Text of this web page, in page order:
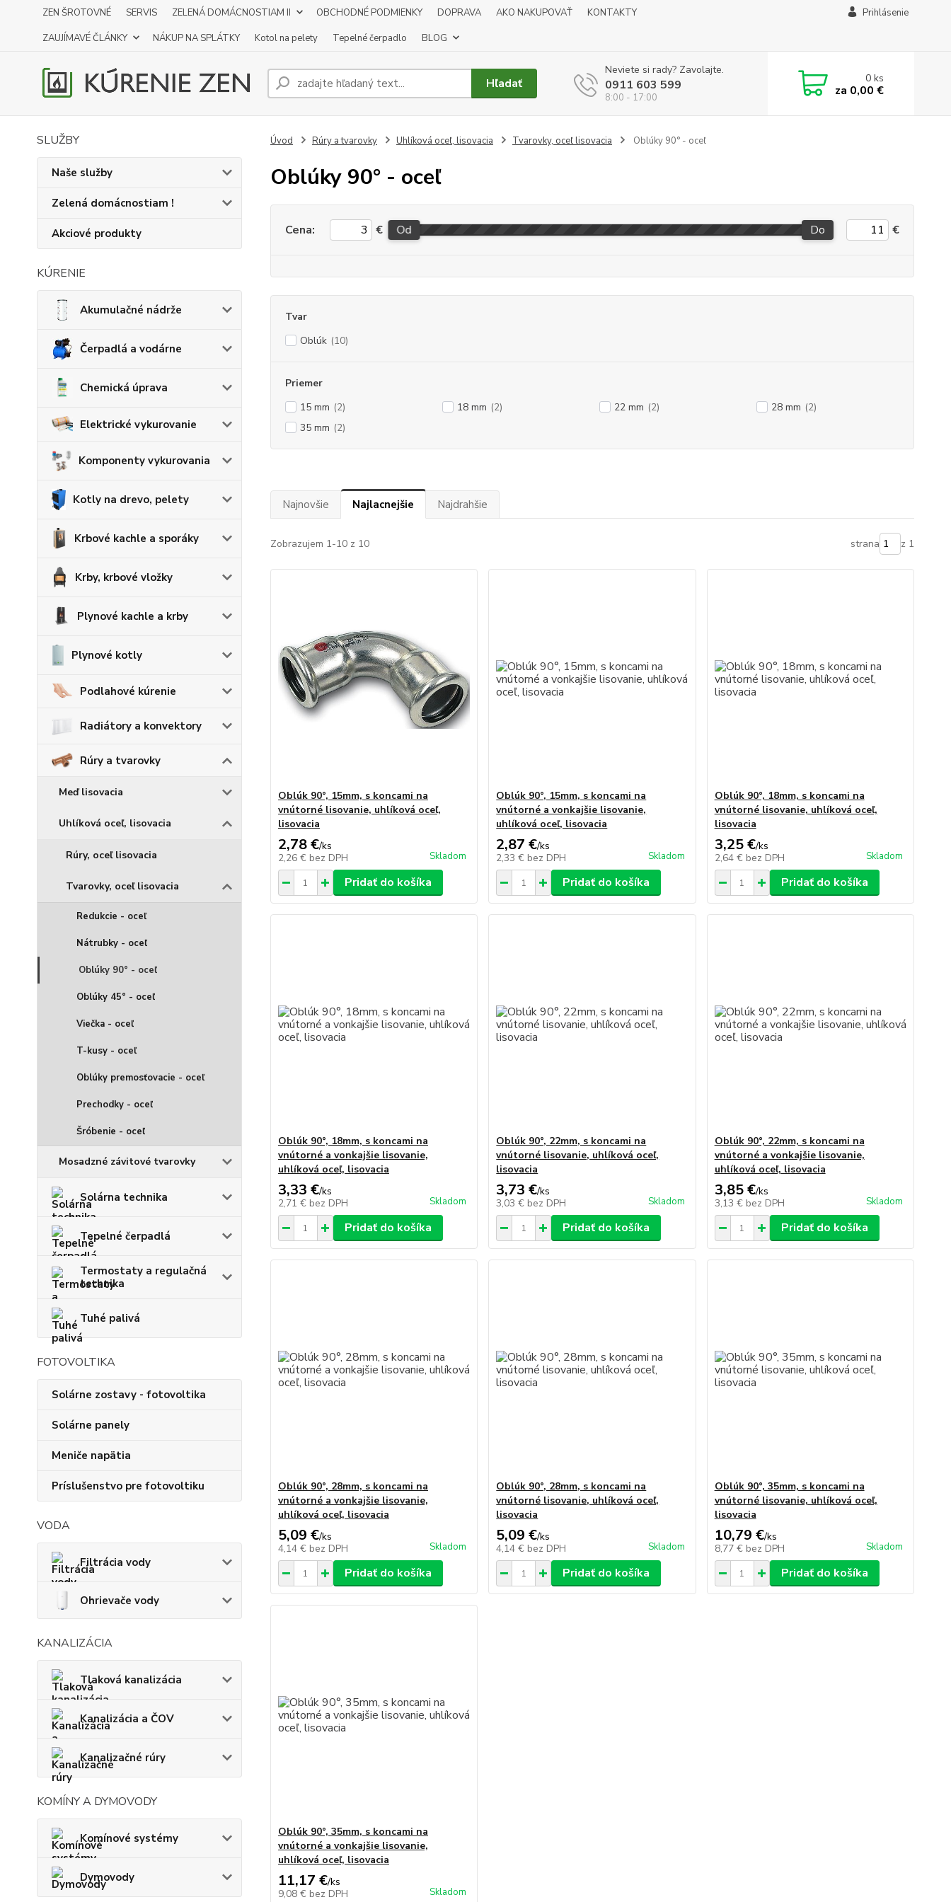
ZEN ŠROTOVNÉ SERVIS ZELENÁ DOMÁCNOSTIAM II OBCHODNÉ PODMIENKY DOPRAVA AKO NAKUPOVAŤ
KONTAKTY
ZAUJÍMAVÉ ČLÁNKY
NÁKUP NA SPLÁTKY Kotol na pelety Tepelné čerpadlo BLOG
Prihlásenie
Hľadať
Neviete si rady? Zavolajte.
0911 603 599
8:00 - 17:00
0ks
za 0,00 €
SLUŽBY
Naše služby
Zelená domácnostiam !
Akciové produkty
KÚRENIE
Akumulačné nádrže
Čerpadlá a vodárne
Chemická úprava
Elektrické vykurovanie
Komponenty vykurovania
Kotly na drevo, pelety
Krbové kachle a sporáky
Krby, krbové vložky
Plynové kachle a krby
Plynové kotly
Podlahové kúrenie
Radiátory a konvektory
Rúry a tvarovky
Meď lisovacia
Uhlíková oceľ, lisovacia
Rúry, oceľ lisovacia
Tvarovky, oceľ lisovacia
Redukcie - oceľ
Nátrubky - oceľ
Oblúky 90° - oceľ
Oblúky 45° - oceľ
Viečka - oceľ
T-kusy - oceľ
Oblúky premosťovacie - oceľ
Prechodky - oceľ
Šróbenie - oceľ
Mosadzné závitové tvarovky
Solárna technika
Tepelné čerpadlá
Termostaty a regulačná
technika
Tuhé palivá
FOTOVOLTIKA
Solárne zostavy - fotovoltika
Solárne panely
Meniče napätia
Príslušenstvo pre fotovoltiku
VODA
Filtrácia vody
Ohrievače vody
KANALIZÁCIA
Tlaková kanalizácia
Kanalizácia a ČOV
Kanalizačné rúry
KOMÍNY A DYMOVODY
Komínové systémy
Dymovody
Úvod Rúry a tvarovky Uhlíková oceľ, lisovacia Tvarovky, oceľ lisovacia Oblúky 90° - oceľ
Oblúky 90° - oceľ
Cena: € Od Do €
Tvar
Oblúk (10)
Priemer
15 mm (2) 18 mm (2) 22 mm (2) 28 mm (2)
35 mm (2)
Najnovšie Najlacnejšie Najdrahšie
Zobrazujem 1-10 z 10 strana z 1
Oblúk 90°, 15mm, s koncami na
vnútorné lisovanie, uhlíková oceľ,
lisovacia
2,78 €/ks
2,26 € bez DPH Skladom
Pridať do košíka
Oblúk 90°, 15mm, s koncami na
vnútorné a vonkajšie lisovanie,
uhlíková oceľ, lisovacia
2,87 €/ks
2,33 € bez DPH Skladom
Pridať do košíka
Oblúk 90°, 18mm, s koncami na
vnútorné lisovanie, uhlíková oceľ,
lisovacia
3,25 €/ks
2,64 € bez DPH Skladom
Pridať do košíka
Oblúk 90°, 18mm, s koncami na
vnútorné a vonkajšie lisovanie,
uhlíková oceľ, lisovacia
3,33 €/ks
2,71 € bez DPH Skladom
Pridať do košíka
Oblúk 90°, 22mm, s koncami na
vnútorné lisovanie, uhlíková oceľ,
lisovacia
3,73 €/ks
3,03 € bez DPH Skladom
Pridať do košíka
Oblúk 90°, 22mm, s koncami na
vnútorné a vonkajšie lisovanie,
uhlíková oceľ, lisovacia
3,85 €/ks
3,13 € bez DPH Skladom
Pridať do košíka
Oblúk 90°, 28mm, s koncami na
vnútorné a vonkajšie lisovanie,
uhlíková oceľ, lisovacia
5,09 €/ks
4,14 € bez DPH Skladom
Pridať do košíka
Oblúk 90°, 28mm, s koncami na
vnútorné lisovanie, uhlíková oceľ,
lisovacia
5,09 €/ks
4,14 € bez DPH Skladom
Pridať do košíka
Oblúk 90°, 35mm, s koncami na
vnútorné lisovanie, uhlíková oceľ,
lisovacia
10,79 €/ks
8,77 € bez DPH Skladom
Pridať do košíka
Oblúk 90°, 35mm, s koncami na
vnútorné a vonkajšie lisovanie,
uhlíková oceľ, lisovacia
11,17 €/ks
9,08 € bez DPH Skladom